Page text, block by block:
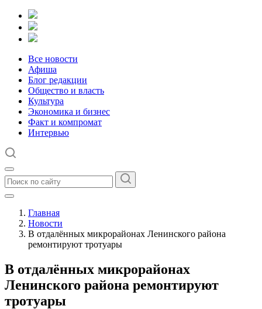
Все новости
Афиша
Блог редакции
Общество и власть
Культура
Экономика и бизнес
Факт и компромат
Интервью
Главная
Новости
В отдалённых микрорайонах Ленинского района
ремонтируют тротуары
В отдалённых микрорайонах
Ленинского района ремонтируют
тротуары